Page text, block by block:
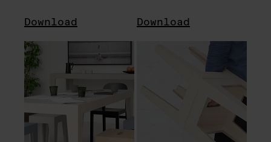
Download Download